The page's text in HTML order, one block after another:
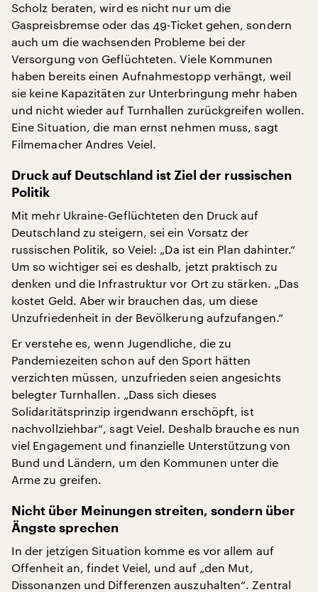
Scholz beraten, wird es nicht nur um die
Gaspreisbremse oder das 49-Ticket gehen, sondern
auch um die wachsenden Probleme bei der
Versorgung von Geflüchteten. Viele Kommunen
haben bereits einen Aufnahmestopp verhängt, weil
sie keine Kapazitäten zur Unterbringung mehr haben
und nicht wieder auf Turnhallen zurückgreifen wollen.
Eine Situation, die man ernst nehmen muss, sagt
Filmemacher Andres Veiel.
Druck auf Deutschland ist Ziel der russischen
Politik
Mit mehr Ukraine-Geflüchteten den Druck auf
Deutschland zu steigern, sei ein Vorsatz der
russischen Politik, so Veiel: „Da ist ein Plan dahinter.“
Um so wichtiger sei es deshalb, jetzt praktisch zu
denken und die Infrastruktur vor Ort zu stärken. „Das
kostet Geld. Aber wir brauchen das, um diese
Unzufriedenheit in der Bevölkerung aufzufangen.“
Er verstehe es, wenn Jugendliche, die zu
Pandemiezeiten schon auf den Sport hätten
verzichten müssen, unzufrieden seien angesichts
belegter Turnhallen. „Dass sich dieses
Solidaritätsprinzip irgendwann erschöpft, ist
nachvollziehbar“, sagt Veiel. Deshalb brauche es nun
viel Engagement und finanzielle Unterstützung von
Bund und Ländern, um den Kommunen unter die
Arme zu greifen.
Nicht über Meinungen streiten, sondern über
Ängste sprechen
In der jetzigen Situation komme es vor allem auf
Offenheit an, findet Veiel, und auf „den Mut,
Dissonanzen und Differenzen auszuhalten“. Zentral